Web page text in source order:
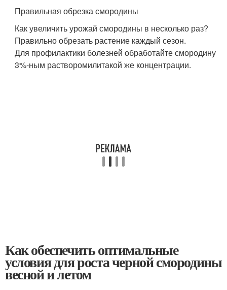
Правильная обрезка смородины
Как увеличить урожай смородины в несколько раз?
Правильно обрезать растение каждый сезон.
Для профилактики болезней обработайте смородину
3%-ным растворомилитакой же концентрации.
Как обеспечить оптимальные
условия для роста черной смородины
весной и летом